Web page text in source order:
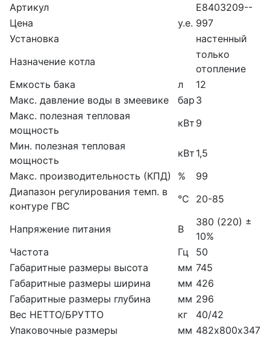
Артикул
E8403209--
Цена
у.е. 997
Установка
настенный
Назначение котла
только
отопление
Емкость бака
л
12
Макс. давление воды в змеевике
бар 3
Макс. полезная тепловая
мощность
кВт 9
Мин. полезная тепловая
мощность
кВт 1,5
Макс. производительность (КПД)
%
99
Диапазон регулирования темп. в
контуре ГВС
°С 20-85
Напряжение питания В
380 (220) ±
10%
Частота
Гц
50
Габаритные размеры высота
мм 745
Габаритные размеры ширина
мм 426
Габаритные размеры глубина
мм 296
Вес НЕТТО/БРУТТО
кг
40/42
Упаковочные размеры
мм 482х800х347